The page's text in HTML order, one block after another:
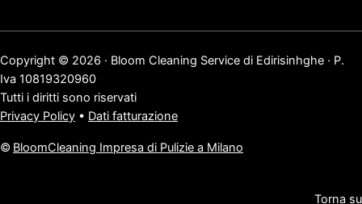
Copyright © 2026 · Bloom Cleaning Service di Edirisinhghe · P.
Iva 10819320960
Tutti i diritti sono riservati
Privacy Policy • Dati fatturazione
© BloomCleaning Impresa di Pulizie a Milano
Torna su